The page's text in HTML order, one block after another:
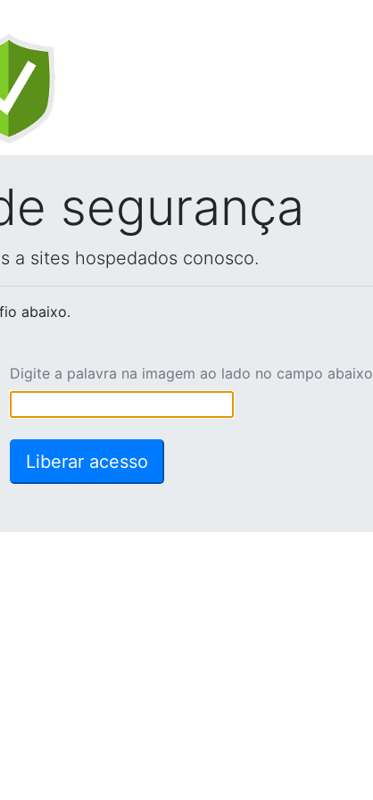
segurança
a sites hospedados conosco.
abaixo.
Digite a palavra na imagem ao lado no campo abaixo